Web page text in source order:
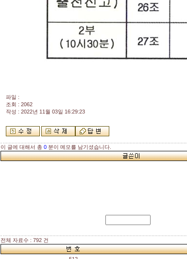
파일 :
조회 : 2062
작성 : 2022년 11월 03일 16:29:23
이 글에 대해서 총 0 분이 메모를 남기셨습니다.
전체 자료수 : 792 건